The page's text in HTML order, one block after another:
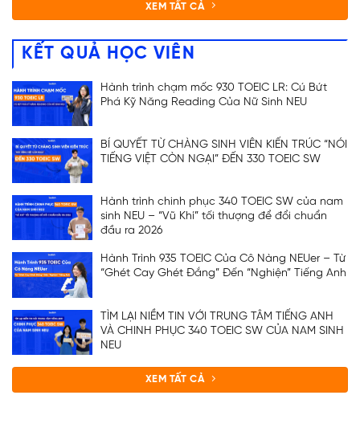
XEM TẤT CẢ
KẾT QUẢ HỌC VIÊN
Hành trình chạm mốc 930 TOEIC LR: Cú Bứt
Phá Kỹ Năng Reading Của Nữ Sinh NEU
BÍ QUYẾT TỪ CHÀNG SINH VIÊN KIẾN TRÚC “NÓI
TIẾNG VIỆT CÒN NGẠI” ĐẾN 330 TOEIC SW
Hành trình chinh phục 340 TOEIC SW của nam
sinh NEU – “Vũ Khí” tối thượng để đổi chuẩn
đầu ra 2026
Hành Trình 935 TOEIC Của Cô Nàng NEUer – Từ
“Ghét Cay Ghét Đắng” Đến “Nghiện” Tiếng Anh
TÌM LẠI NIỀM TIN VỚI TRUNG TÂM TIẾNG ANH
VÀ CHINH PHỤC 340 TOEIC SW CỦA NAM SINH
NEU
XEM TẤT CẢ